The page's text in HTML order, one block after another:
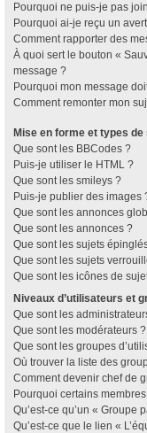
Pourquoi ne puis-je pas
Pourquoi ai-je reçu un
Comment rapporter des
À quoi sert le bouton «
message ?
Pourquoi mon message
Comment remonter mon
Mise en forme et types de
Que sont les BBCodes ?
Puis-je utiliser le HTML ?
Que sont les smileys ?
Puis-je publier des images
Que sont les annonces
Que sont les annonces ?
Que sont les sujets
Que sont les sujets
Que sont les icônes de
Niveaux d’utilisateurs et
Que sont les
Que sont les modérateurs ?
Que sont les groupes
Où trouver la liste des
Comment devenir chef de
Pourquoi certains
Qu’est-ce qu’un « Groupe
Qu’est-ce que le lien «